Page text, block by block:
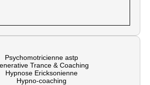
Psychomotricienne astp
Trance & Coaching
Hypnose Ericksonienne
Hypno-coaching